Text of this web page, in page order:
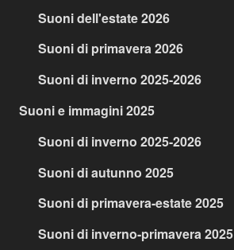
Suoni dell'estate 2026
Suoni di primavera 2026
Suoni di inverno 2025-2026
Suoni e immagini 2025
Suoni di inverno 2025-2026
Suoni di autunno 2025
Suoni di primavera-estate 2025
Suoni di inverno-primavera 2025